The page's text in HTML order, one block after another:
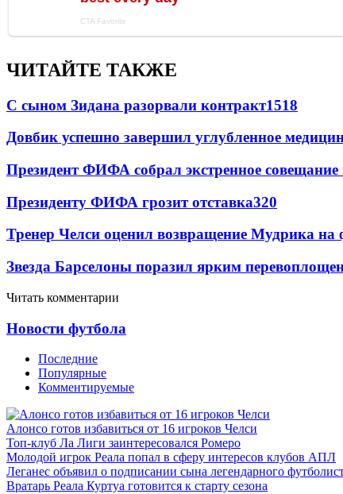
ЧИТАЙТЕ ТАКЖЕ
С сыном Зидана разорвали контракт1518
Довбик успешно завершил углубленное
Президент ФИФА собрал экстренное совещание
Президенту ФИФА грозит отставка320
Тренер Челси оценил возвращение Мудрика на
Звезда Барселоны поразил ярким
Читать комментарии
Новости футбола
Последние
Популярные
Комментируемые
Алонсо готов избавиться от 16 игроков Челси
Топ-клуб Ла Лиги заинтересовался Ромеро
Молодой игрок Реала попал в сферу интересов клубов АПЛ
Леганес объявил о подписании сына легендарного
Вратарь Реала Куртуа готовится к старту сезона